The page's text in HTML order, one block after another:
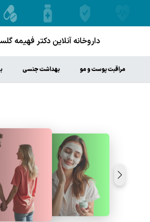
داروخانه آنلاین دکتر فهیمه
مراقبت پوست و مو بهداشت جنسی